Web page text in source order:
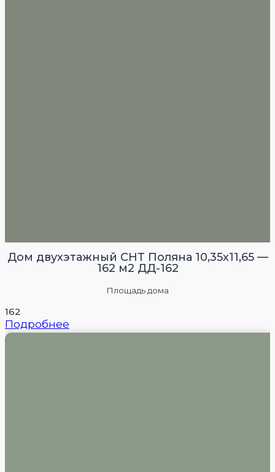
Дом двухэтажный СНТ Поляна 10,35х11,65 —
162 м2 ДД-162
Площадь дома
162
Подробнее